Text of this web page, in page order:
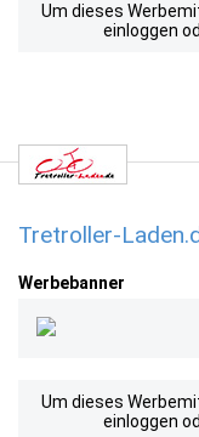
Um dieses
einloggen
Tretroller-
Werbebanner
Um dieses
einloggen